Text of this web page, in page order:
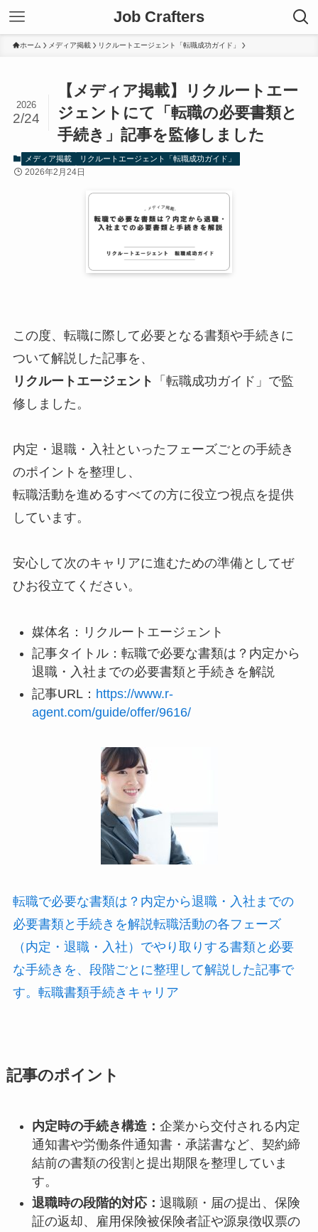
Job Crafters
ホーム メディア掲載 リクルートエージェント「転職成功ガイド」
【メディア掲載】リクルートエー
ジェントにて「転職の必要書類と
手続き」記事を監修しました
2026
2/24
メディア掲載 リクルートエージェント「転職成功ガイド」
2026年2月24日
この度、転職に際して必要となる書類や手続きに
ついて解説した記事を、
リクルートエージェント
「転職成功ガイド」で監
修しました。
内定・退職・入社といったフェーズごとの手続き
のポイントを整理し、
転職活動を進めるすべての方に役立つ視点を提供
しています。
安心して次のキャリアに進むための準備としてぜ
ひお役立てください。
媒体名：リクルートエージェント
記事タイトル：転職で必要な書類は？内定から
退職・入社までの必要書類と手続きを解説
記事URL： https://www.r-
agent.com/guide/offer/9616/
転職で必要な書類は？内定から退職・入社までの
必要書類と手続きを解説転職活動の各フェーズ
（内定・退職・入社）でやり取りする書類と必要
な手続きを、段階ごとに整理して解説した記事で
す。転職書類手続きキャリア
記事のポイント
内定時の手続き構造： 企業から交付される内定
通知書や労働条件通知書・承諾書など、契約締
結前の書類の役割と提出期限を整理していま
す。
退職時の段階的対応： 退職願・届の提出、保険
証の返却、雇用保険被保険者証や源泉徴収票の